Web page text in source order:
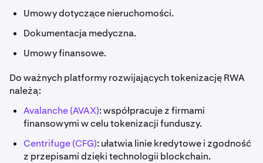
Umowy dotyczące nieruchomości.
Dokumentacja medyczna.
Umowy finansowe.
Do ważnych platformy rozwijających tokenizację RWA
należą:
Avalanche (AVAX): współpracuje z firmami
finansowymi w celu tokenizacji funduszy.
Centrifuge (CFG): ułatwia linie kredytowe i zgodność
z przepisami dzięki technologii blockchain.